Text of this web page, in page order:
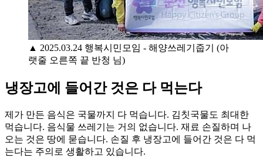
▲ 2025.03.24 행복시민모임 - 해양쓰레기줍기 (아
랫줄 오른쪽 끝 반청 님)
냉장고에 들어간 것은 다 먹는다
제가 만든 음식은 국물까지 다 먹습니다. 김칫국물도 최대한
먹습니다. 음식물 쓰레기는 거의 없습니다. 재료 손질하며 나
오는 것은 땅에 묻습니다. 손질 후 냉장고에 들어간 것은 다 먹
는다는 주의로 생활하고 있습니다.